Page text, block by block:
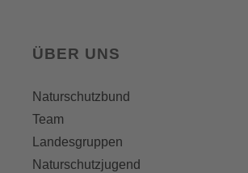
ÜBER UNS
Naturschutzbund
Team
Landesgruppen
Naturschutzjugend